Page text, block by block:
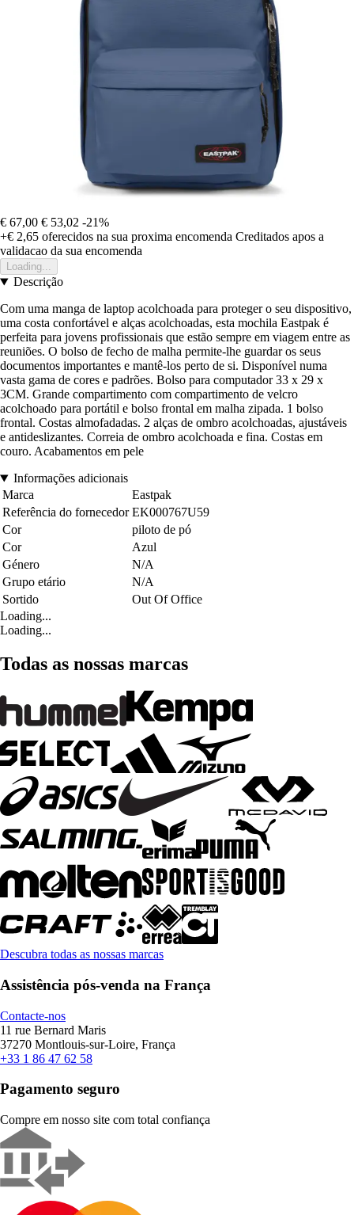
€ 67,00 € 53,02 -21%
+€ 2,65 oferecidos na sua proxima encomenda Creditados apos a
validacao da sua encomenda
Loading...
Descrição
Com uma manga de laptop acolchoada para proteger o seu dispositivo,
uma costa confortável e alças acolchoadas, esta mochila Eastpak é
perfeita para jovens profissionais que estão sempre em viagem entre as
reuniões. O bolso de fecho de malha permite-lhe guardar os seus
documentos importantes e mantê-los perto de si. Disponível numa
vasta gama de cores e padrões. Bolso para computador 33 x 29 x
3CM. Grande compartimento com compartimento de velcro
acolchoado para portátil e bolso frontal em malha zipada. 1 bolso
frontal. Costas almofadadas. 2 alças de ombro acolchoadas, ajustáveis
e antideslizantes. Correia de ombro acolchoada e fina. Costas em
couro. Acabamentos em pele
Informações adicionais
Marca
Eastpak
Referência do fornecedor EK000767U59
Cor
piloto de pó
Cor
Azul
Género
N/A
Grupo etário
N/A
Sortido
Out Of Office
Loading...
Loading...
Todas as nossas marcas
Descubra todas as nossas marcas
Assistência pós-venda na França
Contacte-nos
11 rue Bernard Maris
37270 Montlouis-sur-Loire, França
+33 1 86 47 62 58
Pagamento seguro
Compre em nosso site com total confiança